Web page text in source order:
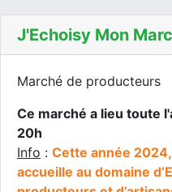
J'Echoisy Mon
Marché de producteurs
Ce marché a lieu toute
20h
Info : Cette année
accueille au domaine